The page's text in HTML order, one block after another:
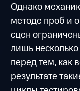
Однако
методе проб и
сцен
лишь
перед тем, как
результате